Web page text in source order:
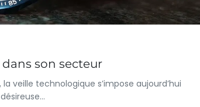
son secteur
veille technologique s’impose aujourd’hui